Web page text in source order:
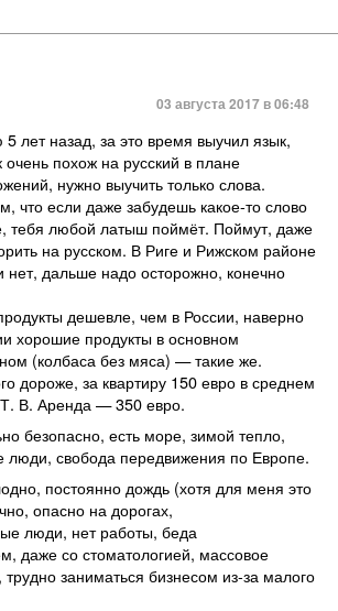
03 августа 2017 в 06:48
лет назад, за это время выучил язык,
похож на русский в плане
нужно выучить только слова.
что если даже забудешь какое-то слово
тебя любой латыш поймёт. Поймут, даже
на русском. В Риге и Рижском районе
нет, дальше надо осторожно, конечно
дешевле, чем в России, наверно
хорошие продукты в основном
(колбаса без мяса) — такие же.
дороже, за квартиру 150 евро в среднем
Т. В. Аренда — 350 евро.
безопасно, есть море, зимой тепло,
люди, свобода передвижения по Европе.
постоянно дождь (хотя для меня это
опасно на дорогах,
люди, нет работы, беда
даже со стоматологией, массовое
трудно заниматься бизнесом из-за малого